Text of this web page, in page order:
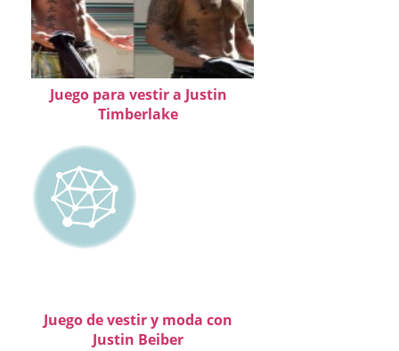
Juego para vestir a Justin
Timberlake
Juego de vestir y moda con
Justin Beiber